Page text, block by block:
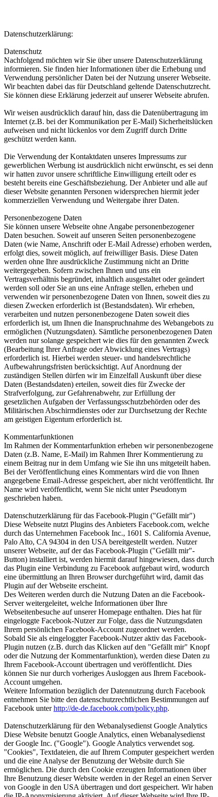
Datenschutzerklärung:
Datenschutz
Nachfolgend möchten wir Sie über unsere Datenschutzerklärung
informieren. Sie finden hier Informationen über die Erhebung und
Verwendung persönlicher Daten bei der Nutzung unserer Webseite.
Wir beachten dabei das für Deutschland geltende Datenschutzrecht.
Sie können diese Erklärung jederzeit auf unserer Webseite abrufen.
Wir weisen ausdrücklich darauf hin, dass die Datenübertragung im
Internet (z.B. bei der Kommunikation per E-Mail) Sicherheitslücken
aufweisen und nicht lückenlos vor dem Zugriff durch Dritte
geschützt werden kann.
Die Verwendung der Kontaktdaten unseres Impressums zur
gewerblichen Werbung ist ausdrücklich nicht erwünscht, es sei denn
wir hatten zuvor unsere schriftliche Einwilligung erteilt oder es
besteht bereits eine Geschäftsbeziehung. Der Anbieter und alle auf
dieser Website genannten Personen widersprechen hiermit jeder
kommerziellen Verwendung und Weitergabe ihrer Daten.
Personenbezogene Daten
Sie können unsere Webseite ohne Angabe personenbezogener
Daten besuchen. Soweit auf unseren Seiten personenbezogene
Daten (wie Name, Anschrift oder E-Mail Adresse) erhoben werden,
erfolgt dies, soweit möglich, auf freiwilliger Basis. Diese Daten
werden ohne Ihre ausdrückliche Zustimmung nicht an Dritte
weitergegeben. Sofern zwischen Ihnen und uns ein
Vertragsverhältnis begründet, inhaltlich ausgestaltet oder geändert
werden soll oder Sie an uns eine Anfrage stellen, erheben und
verwenden wir personenbezogene Daten von Ihnen, soweit dies zu
diesen Zwecken erforderlich ist (Bestandsdaten). Wir erheben,
verarbeiten und nutzen personenbezogene Daten soweit dies
erforderlich ist, um Ihnen die Inanspruchnahme des Webangebots zu
ermöglichen (Nutzungsdaten). Sämtliche personenbezogenen Daten
werden nur solange gespeichert wie dies für den genannten Zweck
(Bearbeitung Ihrer Anfrage oder Abwicklung eines Vertrags)
erforderlich ist. Hierbei werden steuer- und handelsrechtliche
Aufbewahrungsfristen berücksichtigt. Auf Anordnung der
zuständigen Stellen dürfen wir im Einzelfall Auskunft über diese
Daten (Bestandsdaten) erteilen, soweit dies für Zwecke der
Strafverfolgung, zur Gefahrenabwehr, zur Erfüllung der
gesetzlichen Aufgaben der Verfassungsschutzbehörden oder des
Militärischen Abschirmdienstes oder zur Durchsetzung der Rechte
am geistigen Eigentum erforderlich ist.
Kommentarfunktionen
Im Rahmen der Kommentarfunktion erheben wir personenbezogene
Daten (z.B. Name, E-Mail) im Rahmen Ihrer Kommentierung zu
einem Beitrag nur in dem Umfang wie Sie ihn uns mitgeteilt haben.
Bei der Veröffentlichung eines Kommentars wird die von Ihnen
angegebene Email-Adresse gespeichert, aber nicht veröffentlicht. Ihr
Name wird veröffentlicht, wenn Sie nicht unter Pseudonym
geschrieben haben.
Datenschutzerklärung für das Facebook-Plugin ("Gefällt mir")
Diese Webseite nutzt Plugins des Anbieters Facebook.com, welche
durch das Unternehmen Facebook Inc., 1601 S. California Avenue,
Palo Alto, CA 94304 in den USA bereitgestellt werden. Nutzer
unserer Webseite, auf der das Facebook-Plugin ("Gefällt mir"-
Button) installiert ist, werden hiermit darauf hingewiesen, dass durch
das Plugin eine Verbindung zu Facebook aufgebaut wird, wodurch
eine übermittlung an Ihren Browser durchgeführt wird, damit das
Plugin auf der Webseite erscheint.
Des Weiteren werden durch die Nutzung Daten an die Facebook-
Server weitergeleitet, welche Informationen über Ihre
Webseitenbesuche auf unserer Homepage enthalten. Dies hat für
eingeloggte Facebook-Nutzer zur Folge, dass die Nutzungsdaten
Ihrem persönlichen Facebook-Account zugeordnet werden.
Sobald Sie als eingeloggter Facebook-Nutzer aktiv das Facebook-
Plugin nutzen (z.B. durch das Klicken auf den "Gefällt mir" Knopf
oder die Nutzung der Kommentarfunktion), werden diese Daten zu
Ihrem Facebook-Account übertragen und veröffentlicht. Dies
können Sie nur durch vorheriges Ausloggen aus Ihrem Facebook-
Account umgehen.
Weitere Information bezüglich der Datennutzung durch Facebook
entnehmen Sie bitte den datenschutzrechtlichen Bestimmungen auf
Facebook unterhttp://de-de.facebook.com/policy.php.
Datenschutzerklärung für den Webanalysedienst Google Analytics
Diese Website benutzt Google Analytics, einen Webanalysedienst
der Google Inc. ("Google"). Google Analytics verwendet sog.
"Cookies", Textdateien, die auf Ihrem Computer gespeichert werden
und die eine Analyse der Benutzung der Website durch Sie
ermöglichen. Die durch den Cookie erzeugten Informationen über
Ihre Benutzung dieser Website werden in der Regel an einen Server
von Google in den USA übertragen und dort gespeichert. Wir haben